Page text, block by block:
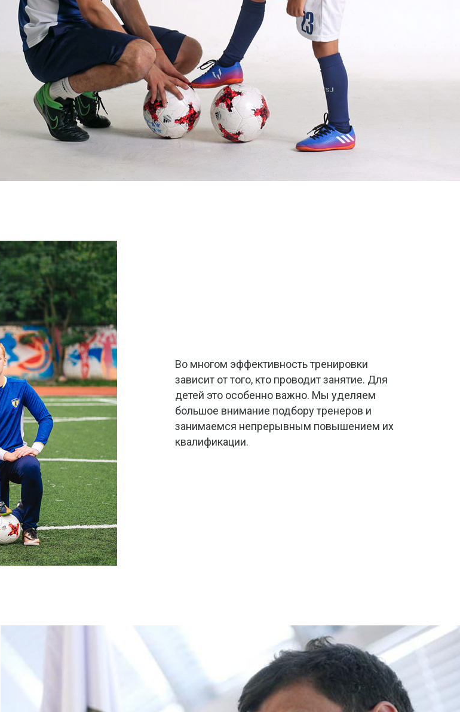
Во многом эффективность тренировки
зависит от того, кто проводит занятие. Для
детей это особенно важно. Мы уделяем
большое внимание подбору тренеров и
занимаемся непрерывным повышением их
квалификации.